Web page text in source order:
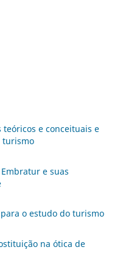
e conceituais e
turismo
e suas
o estudo do turismo
na ótica de